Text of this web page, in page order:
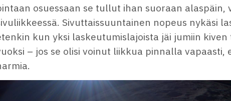
osuessaan se tullut ihan suoraan alaspäin,
Sivuttaissuuntainen nopeus nykäsi
kun yksi laskeutumislajoista jäi jumiin
– jos se olisi voinut liikkua pinnalla vapaasti,